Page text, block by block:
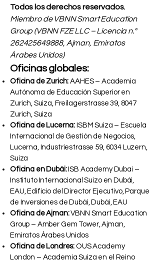
Todos los derechos reservados.
Miembro de VBNN Smart Education
Group (VBNN FZE LLC – Licencia n.°
262425649888, Ajman, Emiratos
Árabes Unidos)
Oficinas globales:
Oficina de Zurich: AAHES – Academia
Autónoma de Educación Superior en
Zurich, Suiza, Freilagerstrasse 39, 8047
Zurich, Suiza
Oficina de Lucerna: ISBM Suiza – Escuela
Internacional de Gestión de Negocios,
Lucerna, Industriestrasse 59, 6034 Luzern,
Suiza
Oficina en Dubái:ISB Academy Dubai –
Instituto Internacional Suizo en Dubái,
EAU, Edificio del Director Ejecutivo, Parque
de Inversiones de Dubái, Dubái, EAU
Oficina de Ajman:VBNN Smart Education
Group – Amber Gem Tower, Ajman,
Emiratos Árabes Unidos
Oficina de Londres: OUS Academy
London – Academia Suiza en el Reino